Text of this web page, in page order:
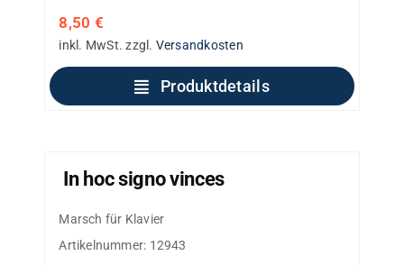
8,50 €
inkl. MwSt. zzgl. Versandkosten
Produktdetails
In hoc signo vinces
Marsch für Klavier
Artikelnummer: 12943